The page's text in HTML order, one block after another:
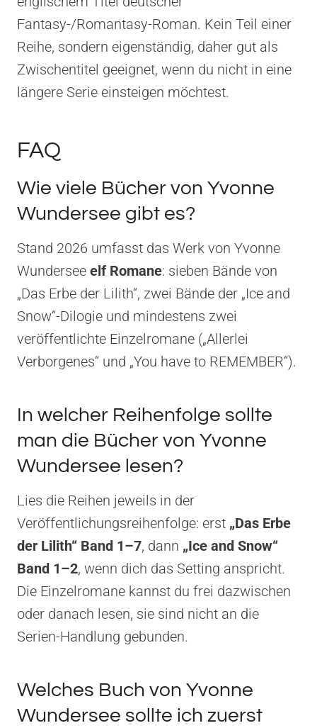
Fantasy-/Romantasy-Roman. Kein Teil einer
Reihe, sondern eigenständig, daher gut als
Zwischentitel geeignet, wenn du nicht in eine
längere Serie einsteigen möchtest.
FAQ
Wie viele Bücher von Yvonne
Wundersee gibt es?
Stand 2026 umfasst das Werk von Yvonne
Wundersee elf Romane: sieben Bände von
„Das Erbe der Lilith“, zwei Bände der „Ice and
Snow“-Dilogie und mindestens zwei
veröffentlichte Einzelromane („Allerlei
Verborgenes“ und „You have to REMEMBER“).
In welcher Reihenfolge sollte
man die Bücher von Yvonne
Wundersee lesen?
Lies die Reihen jeweils in der
Veröffentlichungsreihenfolge: erst „Das Erbe
der Lilith“ Band 1–7, dann „Ice and Snow“
Band 1–2, wenn dich das Setting anspricht.
Die Einzelromane kannst du frei dazwischen
oder danach lesen, sie sind nicht an die
Serien-Handlung gebunden.
Welches Buch von Yvonne
Wundersee sollte ich zuerst